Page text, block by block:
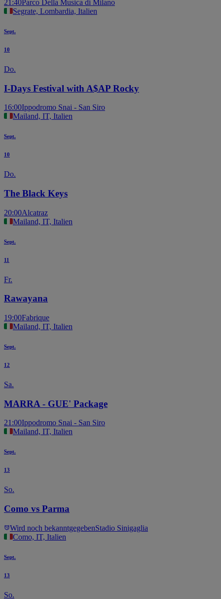
21:40Parco Della Musica di Milano
Segrate, Lombardia, Italien
Sept.
10
Do.
I-Days Festival with A$AP Rocky
16:00Ippodromo Snai - San Siro
Mailand, IT, Italien
Sept.
10
Do.
The Black Keys
20:00Alcatraz
Mailand, IT, Italien
Sept.
11
Fr.
Rawayana
19:00Fabrique
Mailand, IT, Italien
Sept.
12
Sa.
MARRA - GUE' Package
21:00Ippodromo Snai - San Siro
Mailand, IT, Italien
Sept.
13
So.
Como vs Parma
Wird noch bekanntgegebenStadio Sinigaglia
Como, IT, Italien
Sept.
13
So.